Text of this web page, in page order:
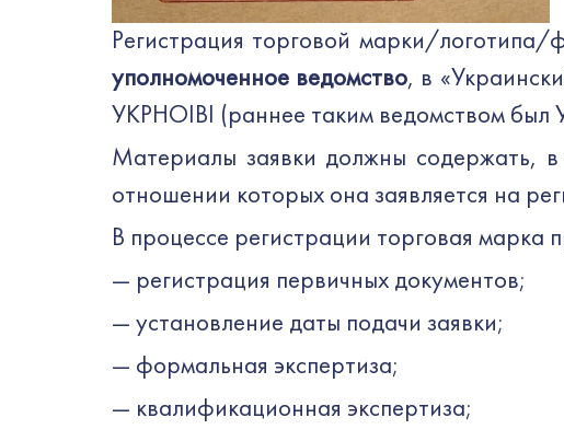
Регистрация торговой марки/логотипа/
уполномоченное ведомство, в
УКРНОІВІ (раннее таким ведомством был
Материалы заявки должны содержать,
отношении которых она заявляется на
В процессе регистрации торговая марка
— регистрация первичных документов;
— установление даты подачи заявки;
— формальная экспертиза;
— квалификационная экспертиза;